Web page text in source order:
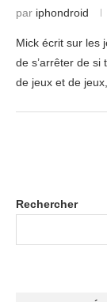
par iphondroid
Mick écrit sur les
de s’arrêter de si
de jeux et de
Rechercher